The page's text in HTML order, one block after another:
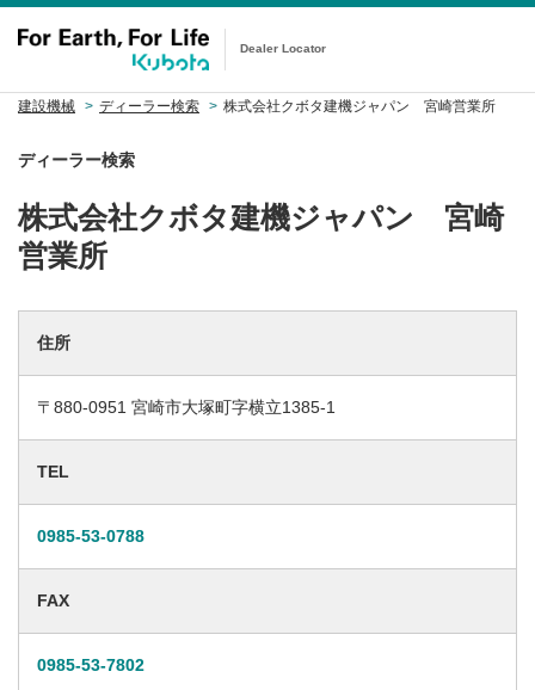
Dealer Locator
建設機械 ディーラー検索 株式会社クボタ建機ジャパン 宮崎営業所
ディーラー検索
株式会社クボタ建機ジャパン 宮崎
営業所
住所
〒880-0951 宮崎市大塚町字横立1385-1
TEL
0985-53-0788
FAX
0985-53-7802